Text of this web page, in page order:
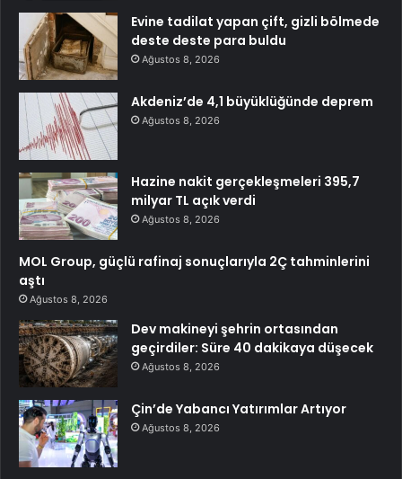
Evine tadilat yapan çift, gizli bölmede
deste deste para buldu
Ağustos 8, 2026
Akdeniz’de 4,1 büyüklüğünde deprem
Ağustos 8, 2026
Hazine nakit gerçekleşmeleri 395,7
milyar TL açık verdi
Ağustos 8, 2026
MOL Group, güçlü rafinaj sonuçlarıyla 2Ç tahminlerini
aştı
Ağustos 8, 2026
Dev makineyi şehrin ortasından
geçirdiler: Süre 40 dakikaya düşecek
Ağustos 8, 2026
Çin’de Yabancı Yatırımlar Artıyor
Ağustos 8, 2026